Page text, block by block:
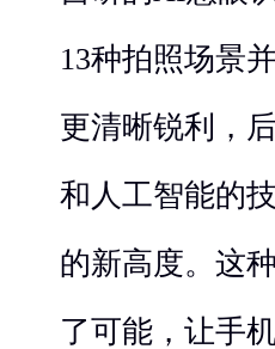
13种拍照场景
更清晰锐利，
和人工智能的
的新高度。这
了可能，让手